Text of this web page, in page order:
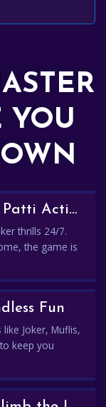
YOU
🎮 Anytime, Anywhere Teen Patti Action
thrills 24/7.
the game is
Fun
Joker, Muflis,
keep you